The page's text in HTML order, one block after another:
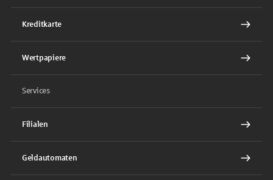
Kreditkarte
Wertpapiere
Services
Filialen
Geldautomaten